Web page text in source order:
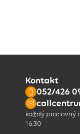
Kontakt
052/426
každý pracovný
16:30